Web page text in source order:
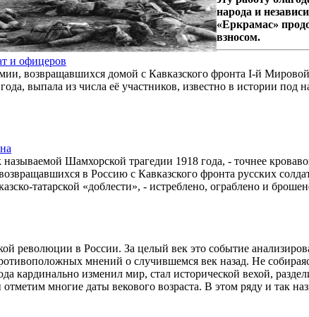
и офицеров
возвращавшихся домой с Кавказского фронта I-й
выпала из числа её участников, известно в истории под
Шамхорской трагедии 1918 года, - точнее
в Россию с Кавказского фронта русских
татарской «доблести», - истреблено, ограблено и
революции в России. За целый век это событие
мнений о случившемся век назад. Не
кардинально изменил мир, стал исторической вехой,
многие даты векового возраста. В этом ряду и так
народа и
«Еркрамас»
взносом.